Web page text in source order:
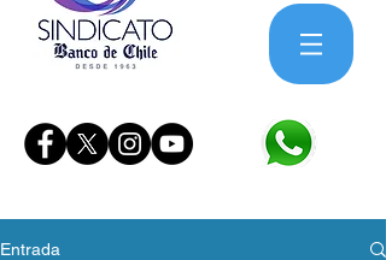
Entrada